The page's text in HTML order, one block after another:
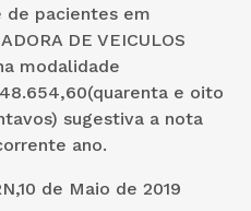
de pacientes em
DE VEICULOS
modalidade
e oito
sugestiva a nota
ano.
de 2019